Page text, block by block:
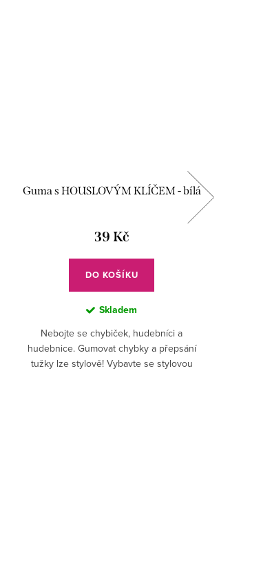
Guma s HOUSLOVÝM KLÍČEM - bílá
39 Kč
DO KOŠÍKU
Skladem
Nebojte se chybiček, hudebníci a
hudebnice. Gumovat chybky a přepsání
tužky lze stylově! Vybavte se stylovou